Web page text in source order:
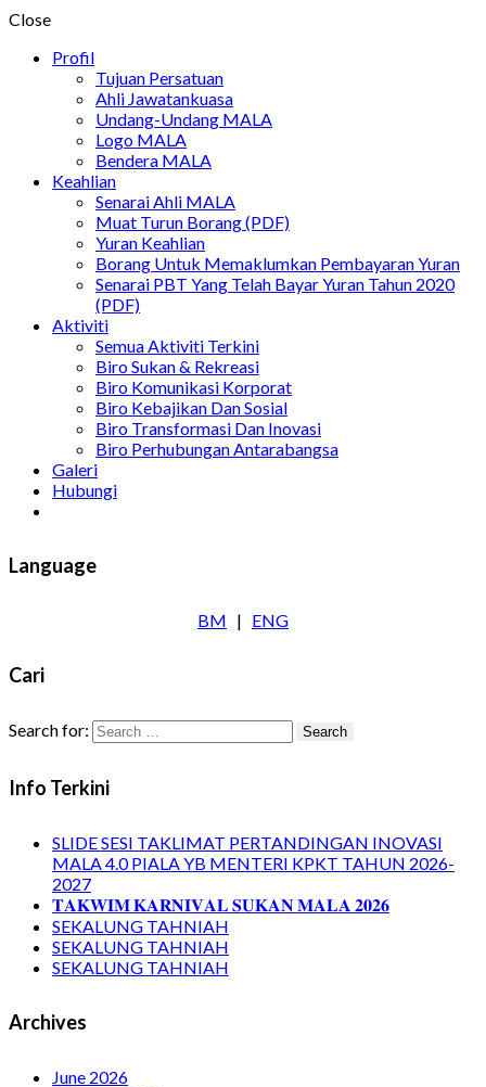
Close
Profil
Tujuan Persatuan
Ahli Jawatankuasa
Undang-Undang MALA
Logo MALA
Bendera MALA
Keahlian
Senarai Ahli MALA
Muat Turun Borang (PDF)
Yuran Keahlian
Borang Untuk Memaklumkan Pembayaran Yuran
Senarai PBT Yang Telah Bayar Yuran Tahun 2020
(PDF)
Aktiviti
Semua Aktiviti Terkini
Biro Sukan & Rekreasi
Biro Komunikasi Korporat
Biro Kebajikan Dan Sosial
Biro Transformasi Dan Inovasi
Biro Perhubungan Antarabangsa
Galeri
Hubungi
Language
BM | ENG
Cari
Search for:
Info Terkini
SLIDE SESI TAKLIMAT PERTANDINGAN INOVASI
MALA 4.0 PIALA YB MENTERI KPKT TAHUN 2026-
2027
𝐓𝐀𝐊𝐖𝐈𝐌 𝐊𝐀𝐑𝐍𝐈𝐕𝐀𝐋 𝐒𝐔𝐊𝐀𝐍 𝐌𝐀𝐋𝐀 𝟐𝟎𝟐𝟔
SEKALUNG TAHNIAH
SEKALUNG TAHNIAH
SEKALUNG TAHNIAH
Archives
June 2026